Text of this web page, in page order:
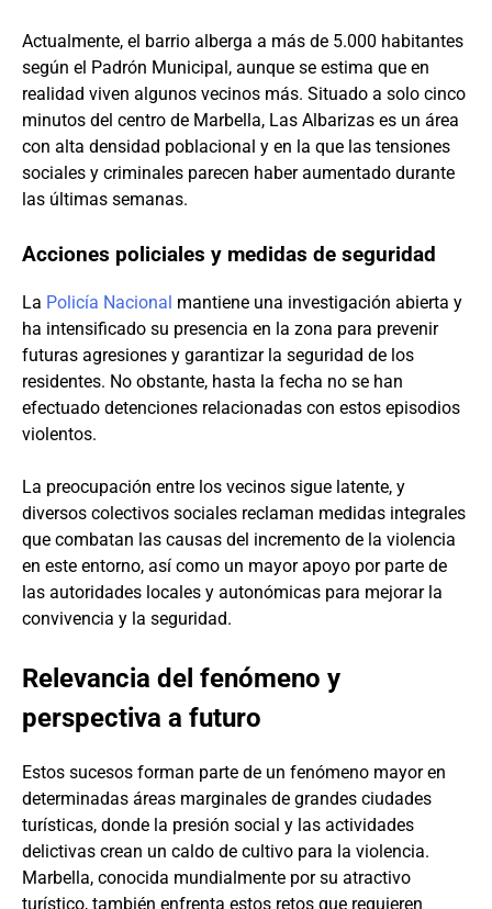
Actualmente, el barrio alberga a más de 5.000 habitantes
según el Padrón Municipal, aunque se estima que en
realidad viven algunos vecinos más. Situado a solo cinco
minutos del centro de Marbella, Las Albarizas es un área
con alta densidad poblacional y en la que las tensiones
sociales y criminales parecen haber aumentado durante
las últimas semanas.
Acciones policiales y medidas de seguridad
La Policía Nacional mantiene una investigación abierta y
ha intensificado su presencia en la zona para prevenir
futuras agresiones y garantizar la seguridad de los
residentes. No obstante, hasta la fecha no se han
efectuado detenciones relacionadas con estos episodios
violentos.
La preocupación entre los vecinos sigue latente, y
diversos colectivos sociales reclaman medidas integrales
que combatan las causas del incremento de la violencia
en este entorno, así como un mayor apoyo por parte de
las autoridades locales y autonómicas para mejorar la
convivencia y la seguridad.
Relevancia del fenómeno y
perspectiva a futuro
Estos sucesos forman parte de un fenómeno mayor en
determinadas áreas marginales de grandes ciudades
turísticas, donde la presión social y las actividades
delictivas crean un caldo de cultivo para la violencia.
Marbella, conocida mundialmente por su atractivo
turístico, también enfrenta estos retos que requieren